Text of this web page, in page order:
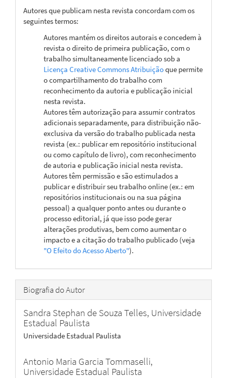
Autores que publicam nesta revista concordam com os
seguintes termos:
Autores mantém os direitos autorais e concedem à
revista o direito de primeira publicação, com o
trabalho simultaneamente licenciado sob a
Licença Creative Commons Atribuiçãoque permite
o compartilhamento do trabalho com
reconhecimento da autoria e publicação inicial
nesta revista.
Autores têm autorização para assumir contratos
adicionais separadamente, para distribuição não-
exclusiva da versão do trabalho publicada nesta
revista (ex.: publicar em repositório institucional
ou como capítulo de livro), com reconhecimento
de autoria e publicação inicial nesta revista.
Autores têm permissão e são estimulados a
publicar e distribuir seu trabalho online (ex.: em
repositórios institucionais ou na sua página
pessoal) a qualquer ponto antes ou durante o
processo editorial, já que isso pode gerar
alterações produtivas, bem como aumentar o
impacto e a citação do trabalho publicado (veja
"O Efeito do Acesso Aberto").
Biografia do Autor
Sandra Stephan de Souza Telles, Universidade
Estadual Paulista
Universidade Estadual Paulista
Antonio Maria Garcia Tommaselli,
Universidade Estadual Paulista